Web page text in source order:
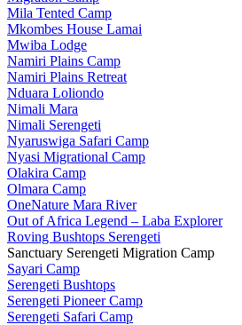
Mila Tented Camp
Mkombes House Lamai
Mwiba Lodge
Namiri Plains Camp
Namiri Plains Retreat
Nduara Loliondo
Nimali Mara
Nimali Serengeti
Nyaruswiga Safari Camp
Nyasi Migrational Camp
Olakira Camp
Olmara Camp
OneNature Mara River
Out of Africa Legend – Laba Explorer
Roving Bushtops Serengeti
Sanctuary Serengeti Migration Camp
Sayari Camp
Serengeti Bushtops
Serengeti Pioneer Camp
Serengeti Safari Camp